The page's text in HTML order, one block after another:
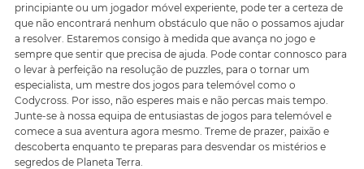
principiante ou um jogador móvel experiente, pode ter a certeza de
que não encontrará nenhum obstáculo que não o possamos ajudar
a resolver. Estaremos consigo à medida que avança no jogo e
sempre que sentir que precisa de ajuda. Pode contar connosco para
o levar à perfeição na resolução de puzzles, para o tornar um
especialista, um mestre dos jogos para telemóvel como o
Codycross. Por isso, não esperes mais e não percas mais tempo.
Junte-se à nossa equipa de entusiastas de jogos para telemóvel e
comece a sua aventura agora mesmo. Treme de prazer, paixão e
descoberta enquanto te preparas para desvendar os mistérios e
segredos de Planeta Terra.